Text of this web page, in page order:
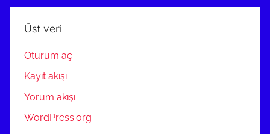
ANKARA
Üst veri
Oturum aç
Kayıt akışı
Yorum akışı
WordPress.org